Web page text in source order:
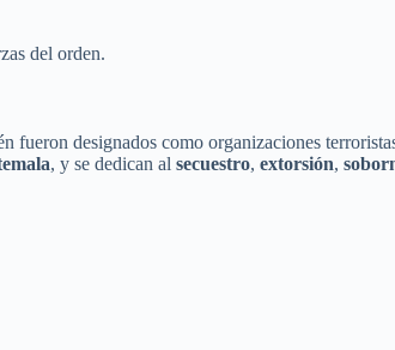
del orden.
fueron designados como organizaciones
, y se dedican al secuestro, extorsión,